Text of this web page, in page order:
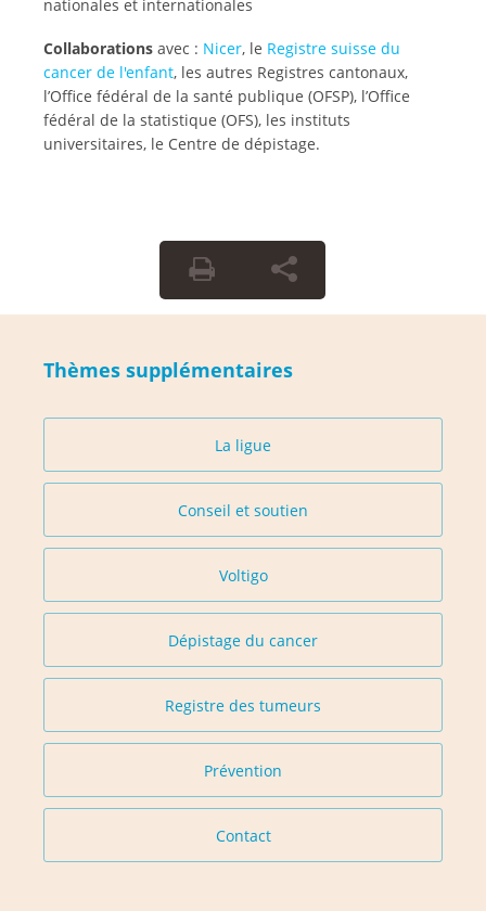
nationales et internationales
Collaborations avec : Nicer, le Registre suisse du
cancer de l'enfant, les autres Registres cantonaux,
l’Office fédéral de la santé publique (OFSP), l’Office
fédéral de la statistique (OFS), les instituts
universitaires, le Centre de dépistage.
Thèmes supplémentaires
La ligue
Conseil et soutien
Voltigo
Dépistage du cancer
Registre des tumeurs
Prévention
Contact